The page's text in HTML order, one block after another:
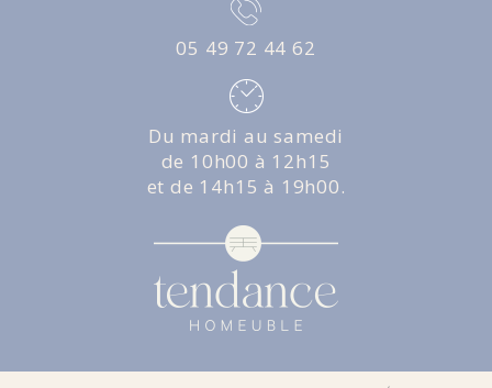
05 49 72 44 62
Du mardi au samedi
de 10h00 à 12h15
et de 14h15 à 19h00.